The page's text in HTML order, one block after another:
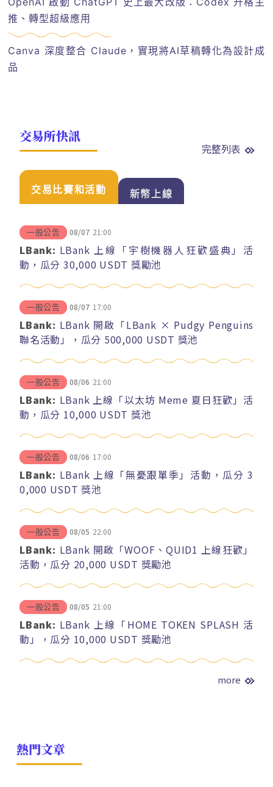
推、轉型超級應用
Canva 深度整合 Claude，實現將AI草稿轉化為設計成
品
交易所快訊
完整列表
交易比賽和活動 新幣上線
一般公告 08/07 21:00
LBank: LBank 上線「宇樹機器人狂歡盛典」活
動，瓜分 30,000 USDT 獎勵池
一般公告 08/07 17:00
LBank: LBank 開啟「LBank × Pudgy Penguins
聯名活動」，瓜分 500,000 USDT 獎池
一般公告 08/06 21:00
LBank: LBank 上線「以太坊 Meme 夏日狂歡」活
動，瓜分 10,000 USDT 獎池
一般公告 08/06 17:00
LBank: LBank 上線「無憂跟單季」活動，瓜分 3
0,000 USDT 獎池
一般公告 08/05 22:00
LBank: LBank 開啟「WOOF、QUID1 上線狂歡」
活動，瓜分 20,000 USDT 獎勵池
一般公告 08/05 21:00
LBank: LBank 上線「HOME TOKEN SPLASH 活
動」，瓜分 10,000 USDT 獎勵池
more
熱門文章